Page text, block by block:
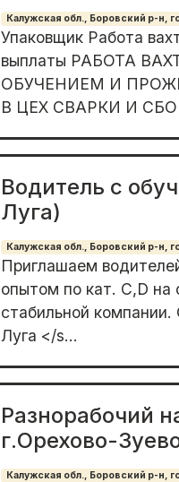
Калужская обл., Боровский р-н,
Упаковщик Работа
выплаты РАБОТА
ОБУЧЕНИЕМ И
В ЦЕХ СВАРКИ И
Водитель с
Луга)
Калужская обл., Боровский р-н,
Приглашaeм
опытoм по кaт. С,D на
стабильной
Лугa </s...
Разнорабочий
г.Орехово-
Калужская обл., Боровский р-н,